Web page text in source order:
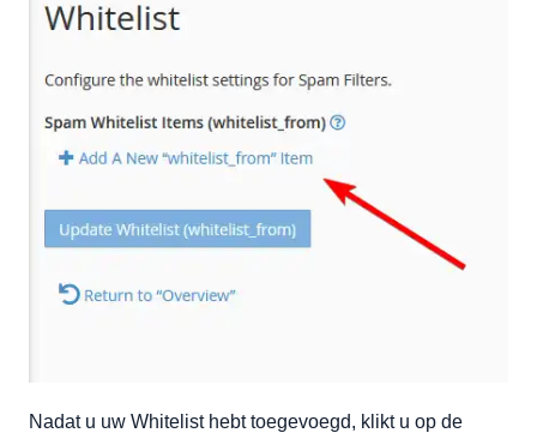
Nadat u uw Whitelist hebt toegevoegd, klikt u op de